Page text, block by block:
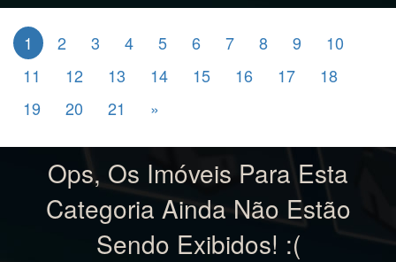
1 2 3 4 5 6 7 8 9
10
11
12 13 14 15 16 17
18
19
20 21 »
Ops, Os Imóveis Para Esta
Categoria Ainda Não Estão
Sendo Exibidos! :(